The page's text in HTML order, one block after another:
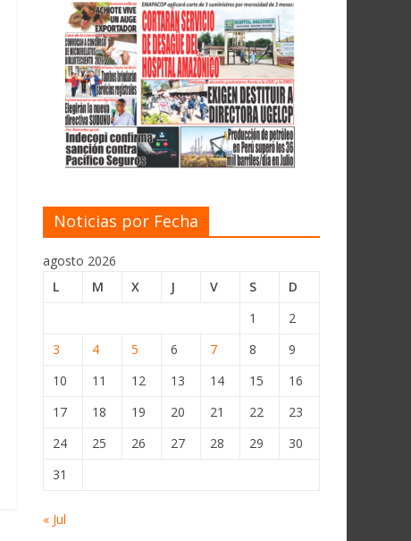
Noticias por Fecha
agosto 2026
L
M X J V S
D
1
2
3
4 5 6 7 8
9
10
11 12 13 14 15
16
17
18 19 20 21 22
23
24
25 26 27 28 29
30
31
« Jul